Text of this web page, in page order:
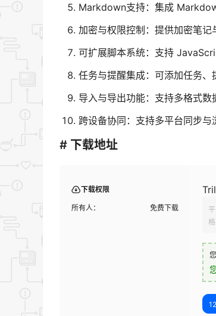
Markdown支持：集成
加密与权限控制：提供加密笔记
可扩展脚本系统：支持
任务与提醒集成：可添加任务、
导入与导出功能：支持多格式数
跨设备协同：支持多平台同步与
# 下载地址
下载权限
所有人： 免费下载 平
格